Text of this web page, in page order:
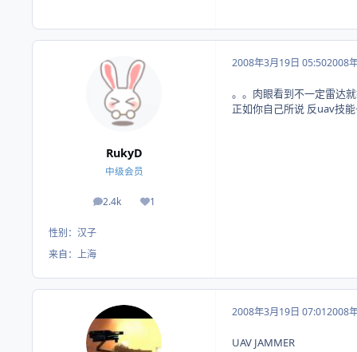
RukyD
中级会员
2.4k
帖子 1
荣誉积分
性别： 汉子
来自： 上海
2008年3月19日 05:502008
。。肉眼看到不一定雷达
正如你自己所说 反uav技
2008年3月19日 07:012008
UAV JAMMER